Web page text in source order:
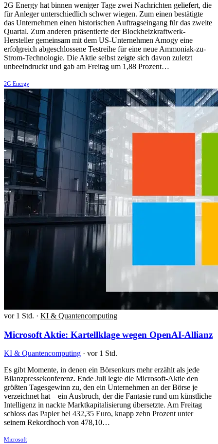
2G Energy hat binnen weniger Tage zwei Nachrichten geliefert, die
für Anleger unterschiedlich schwer wiegen. Zum einen bestätigte
das Unternehmen einen historischen Auftragseingang für das zweite
Quartal. Zum anderen präsentierte der Blockheizkraftwerk-
Hersteller gemeinsam mit dem US-Unternehmen Amogy eine
erfolgreich abgeschlossene Testreihe für eine neue Ammoniak-zu-
Strom-Technologie. Die Aktie selbst zeigte sich davon zuletzt
unbeeindruckt und gab am Freitag um 1,88 Prozent…
2G Energy
vor 1 Std. · KI & Quantencomputing
Microsoft Aktie: Kartellklage wegen OpenAI-Allianz
KI & Quantencomputing · vor 1 Std.
Es gibt Momente, in denen ein Börsenkurs mehr erzählt als jede
Bilanzpressekonferenz. Ende Juli legte die Microsoft-Aktie den
größten Tagesgewinn zu, den ein Unternehmen an der Börse je
verzeichnet hat – ein Ausbruch, der die Fantasie rund um künstliche
Intelligenz in nackte Marktkapitalisierung übersetzte. Am Freitag
schloss das Papier bei 432,35 Euro, knapp zehn Prozent unter
seinem Rekordhoch von 478,10…
Microsoft